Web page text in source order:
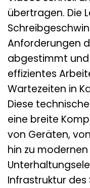
übertragen. Die
Anforderungen
abgestimmt
effizientes
Wartezeiten in
Diese
eine breite
von Geräten,
hin zu
Infrastruktur des